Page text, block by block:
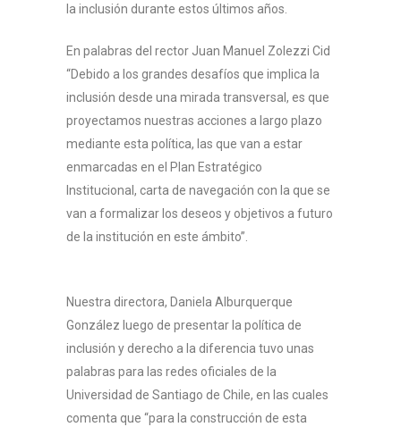
la inclusión durante estos últimos años.
En palabras del rector Juan Manuel Zolezzi Cid
“Debido a los grandes desafíos que implica la
inclusión desde una mirada transversal, es que
proyectamos nuestras acciones a largo plazo
mediante esta política, las que van a estar
enmarcadas en el Plan Estratégico
Institucional, carta de navegación con la que se
van a formalizar los deseos y objetivos a futuro
de la institución en este ámbito”.
Nuestra directora, Daniela Alburquerque
González luego de presentar la política de
inclusión y derecho a la diferencia tuvo unas
palabras para las redes oficiales de la
Universidad de Santiago de Chile, en las cuales
comenta que “para la construcción de esta
Inicio
DIDD